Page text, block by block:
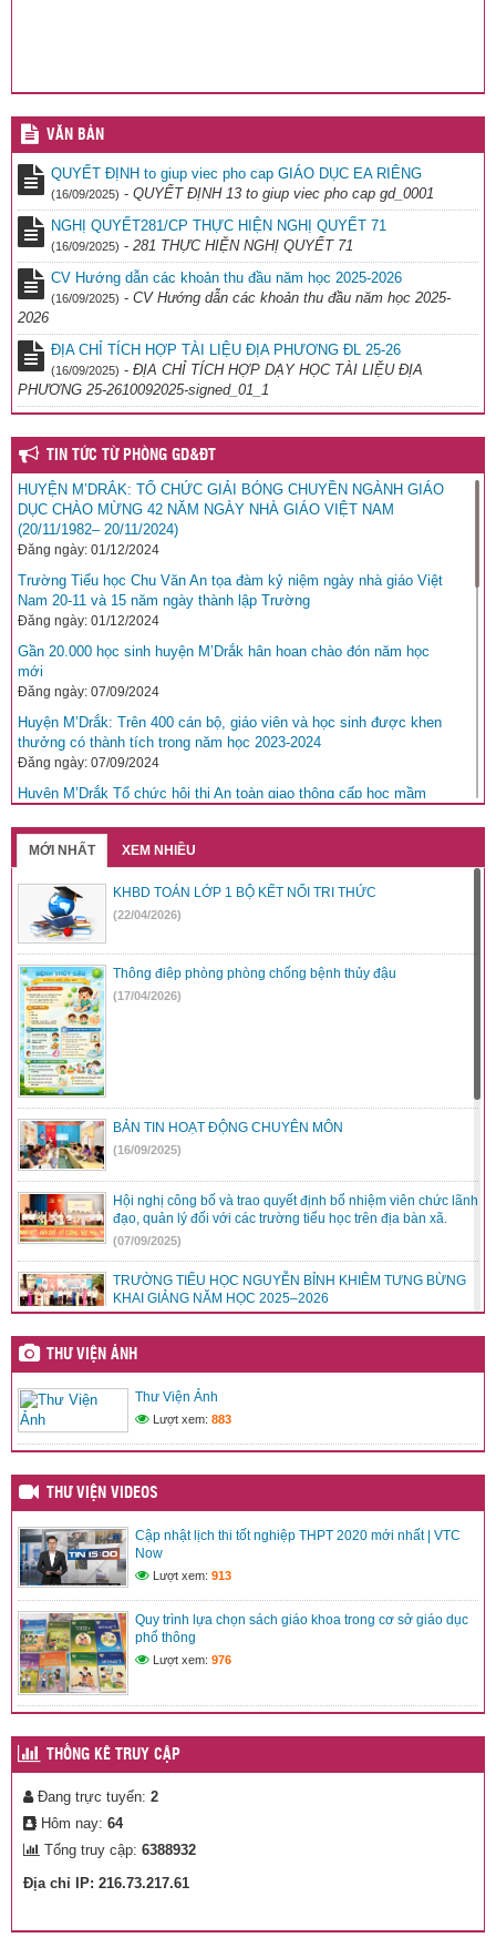
VĂN BẢN
QUYẾT ĐỊNH to giup viec pho cap GIÁO DỤC EA RIÊNG
(16/09/2025) - QUYẾT ĐỊNH 13 to giup viec pho cap gd_0001
NGHỊ QUYẾT281/CP THỰC HIỆN NGHỊ QUYẾT 71
(16/09/2025) - 281 THỰC HIỆN NGHỊ QUYẾT 71
CV Hướng dẫn các khoản thu đầu năm học 2025-2026
(16/09/2025) - CV Hướng dẫn các khoản thu đầu năm học 2025-
2026
ĐỊA CHỈ TÍCH HỢP TÀI LIỆU ĐỊA PHƯƠNG ĐL 25-26
(16/09/2025) - ĐỊA CHỈ TÍCH HỢP DẠY HỌC TÀI LIỆU ĐỊA
PHƯƠNG 25-2610092025-signed_01_1
TIN TỨC TỪ PHÒNG GD&ĐT
HUYỆN M’DRẮK: TỔ CHỨC GIẢI BÓNG CHUYỀN NGÀNH GIÁO
DỤC CHÀO MỪNG 42 NĂM NGÀY NHÀ GIÁO VIỆT NAM
(20/11/1982– 20/11/2024)
Đăng ngày: 01/12/2024
Trường Tiểu học Chu Văn An tọa đàm kỷ niệm ngày nhà giáo Việt
Nam 20-11 và 15 năm ngày thành lập Trường
Đăng ngày: 01/12/2024
Gần 20.000 học sinh huyện M’Drắk hân hoan chào đón năm học
mới
Đăng ngày: 07/09/2024
Huyện M’Drắk: Trên 400 cán bộ, giáo viên và học sinh được khen
thưởng có thành tích trong năm học 2023-2024
Đăng ngày: 07/09/2024
Huyện M’Drắk Tổ chức hội thi An toàn giao thông cấp học mầm
Đăng ngày: 23/04/2024
Báo GD&TĐ kết nối mang niềm vui cho học trò nghèo hiếu học tại
Đắk Lắk
Đăng ngày: 29/03/2024
Chuyên đề: Học tập và làm theo tư tưởng, phong cách Hồ Chí
Minh
Đăng ngày: 02/03/2024
Hội thao truyền thống ngành GD-ĐT huyện M’Drắk năm 2023
Đăng ngày: 29/02/2024
Trao hơn 550 phần quà tặng trẻ em khó khăn tại huyện M’Drắk
Đăng ngày: 29/02/2024
Chào mừng Ngày nhà giáo Việt Nam 20-11 nắm 2023
Đăng ngày: 20/11/2023
Mua máy tính bàn Đà Nẵng chính hãng, giá cực tốt tại Sky
Computer
Đăng ngày: 02/03/2020
Nghề điện lạnh có tương lai không? Ra trường làm gì
Đăng ngày: 20/05/2018
Cách giặt thú nhồi bông bằng máy giặt tại nhà
Đăng ngày: 27/11/2017
Đăng ngày: 14/08/2017
Đăng ngày: 27/07/2017
MỚI NHẤT XEM NHIỀU
KHBD TOÁN LỚP 1 BỘ KẾT NỐI TRI THỨC
(22/04/2026)
Thông điêp phòng phòng chống bệnh thủy đậu
(17/04/2026)
BẢN TIN HOẠT ĐỘNG CHUYÊN MÔN
(16/09/2025)
Hội nghị công bố và trao quyết định bổ nhiệm viên chức lãnh
đạo, quản lý đối với các trường tiểu học trên địa bàn xã.
(07/09/2025)
TRƯỜNG TIỂU HỌC NGUYỄN BỈNH KHIÊM TƯNG BỪNG
KHAI GIẢNG NĂM HỌC 2025–2026
Trường Tiểu học Nguyễn Bỉnh Khiêm hưởng ứng phong trào
nguyên mới”
(20/08/2025)
Chi bộ trường Tiểu học Nguyễn Bỉnh Khiêm tham dự Đại hội
đại biểu Đảng bộ xã Ea Riêng lần thứ I, nhiệm kỳ 2025-2030
(20/08/2025)
HỘI THẢO GIỚI THIỆU, HƯỚNG DẪN SỬ DỤNG BỘ SÁCH
“GIÁO DỤC KĨ NĂNG SỐ – DÀNH CHO HỌC SINH TIỂU
HỌC”
(12/08/2025)
THƯ VIỆN ẢNH
Thư Viện Ảnh
Lượt xem: 883
THƯ VIỆN VIDEOS
Cập nhật lịch thi tốt nghiệp THPT 2020 mới nhất | VTC
Now
Lượt xem: 913
Quy trình lựa chọn sách giáo khoa trong cơ sở giáo dục
phổ thông
Lượt xem: 976
THỐNG KÊ TRUY CẬP
Đang trực tuyến: 2
Hôm nay: 64
Tổng truy cập: 6388932
Địa chỉ IP: 216.73.217.61